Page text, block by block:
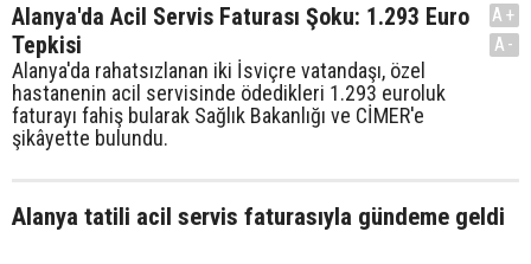
Alanya'da Acil Servis Faturası Şoku: 1.293 Euro
Tepkisi
Alanya'da rahatsızlanan iki İsviçre vatandaşı, özel
hastanenin acil servisinde ödedikleri 1.293 euroluk
faturayı fahiş bularak Sağlık Bakanlığı ve CİMER'e
şikâyette bulundu.
A+
A-
Alanya tatili acil servis faturasıyla gündeme geldi